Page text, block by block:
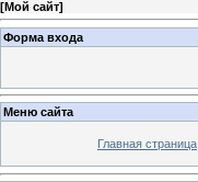
[Мой сайт]
Форма входа
Меню сайта
Главная страница